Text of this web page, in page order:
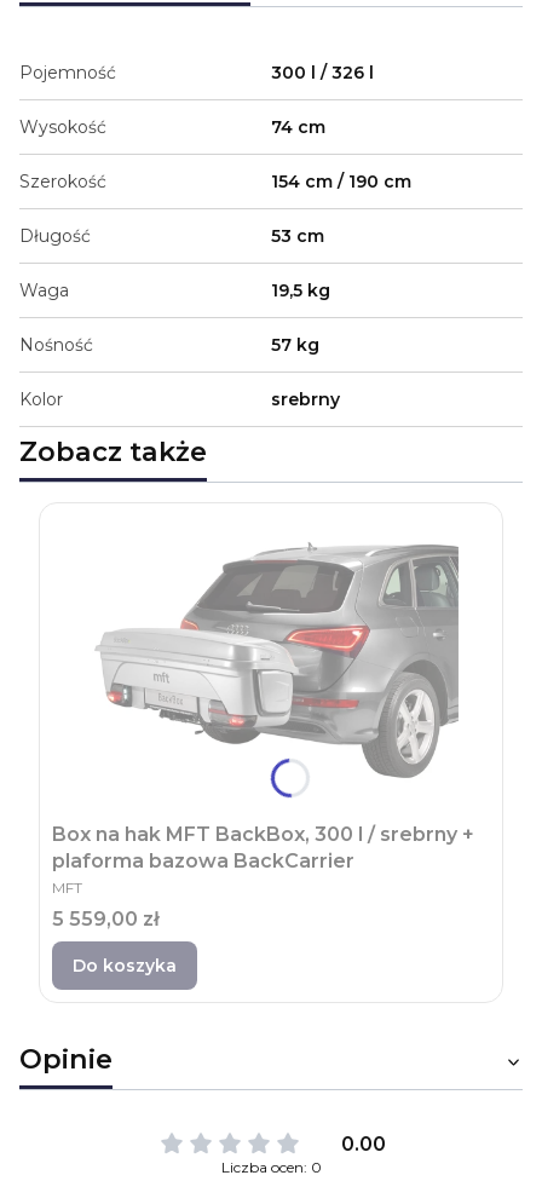
Pojemność 300 l / 326 l
Wysokość 74 cm
Szerokość 154 cm / 190 cm
Długość 53 cm
Waga 19,5 kg
Nośność 57 kg
Kolor srebrny
Zobacz także
Box na hak MFT BackBox, 300 l / srebrny +
plaforma bazowa BackCarrier
PRODUCENT
MFT
Cena
5 559,00 zł
Do koszyka
Opinie
0.00
Liczba ocen: 0